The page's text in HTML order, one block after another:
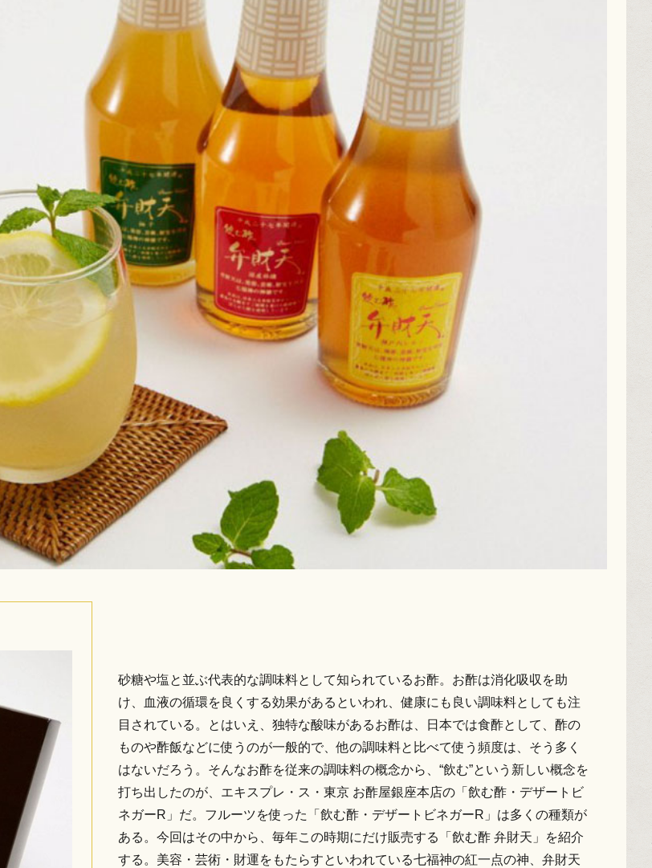
砂糖や塩と並ぶ代表的な調味料として知られているお酢。お酢は消化吸収を助
け、血液の循環を良くする効果があるといわれ、健康にも良い調味料としても注
目されている。とはいえ、独特な酸味があるお酢は、日本では食酢として、酢の
ものや酢飯などに使うのが一般的で、他の調味料と比べて使う頻度は、そう多く
はないだろう。そんなお酢を従来の調味料の概念から、“飲む”という新しい概念を
打ち出したのが、エキスプレ・ス・東京 お酢屋銀座本店の「飲む酢・デザートビ
ネガーR」だ。フルーツを使った「飲む酢・デザートビネガーR」は多くの種類が
ある。今回はその中から、毎年この時期にだけ販売する「飲む酢 弁財天」を紹介
する。美容・芸術・財運をもたらすといわれている七福神の紅一点の神、弁財天